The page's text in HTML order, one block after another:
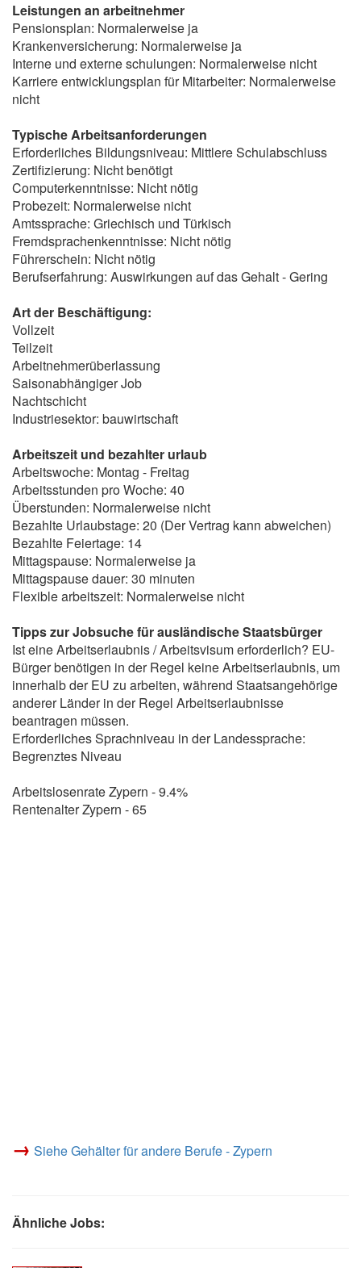
Leistungen an arbeitnehmer
Pensionsplan: Normalerweise ja
Krankenversicherung: Normalerweise ja
Interne und externe schulungen: Normalerweise nicht
Karriere entwicklungsplan für Mitarbeiter: Normalerweise
nicht
Typische Arbeitsanforderungen
Erforderliches Bildungsniveau: Mittlere Schulabschluss
Zertifizierung: Nicht benötigt
Computerkenntnisse: Nicht nötig
Probezeit: Normalerweise nicht
Amtssprache: Griechisch und Türkisch
Fremdsprachenkenntnisse: Nicht nötig
Führerschein: Nicht nötig
Berufserfahrung: Auswirkungen auf das Gehalt - Gering
Art der Beschäftigung:
Vollzeit
Teilzeit
Arbeitnehmerüberlassung
Saisonabhängiger Job
Nachtschicht
Industriesektor: bauwirtschaft
Arbeitszeit und bezahlter urlaub
Arbeitswoche: Montag - Freitag
Arbeitsstunden pro Woche: 40
Überstunden: Normalerweise nicht
Bezahlte Urlaubstage: 20 (Der Vertrag kann abweichen)
Bezahlte Feiertage: 14
Mittagspause: Normalerweise ja
Mittagspause dauer: 30 minuten
Flexible arbeitszeit: Normalerweise nicht
Tipps zur Jobsuche für ausländische Staatsbürger
Ist eine Arbeitserlaubnis / Arbeitsvisum erforderlich? EU-
Bürger benötigen in der Regel keine Arbeitserlaubnis, um
innerhalb der EU zu arbeiten, während Staatsangehörige
anderer Länder in der Regel Arbeitserlaubnisse
beantragen müssen.
Erforderliches Sprachniveau in der Landessprache:
Begrenztes Niveau
Arbeitslosenrate Zypern - 9.4%
Rentenalter Zypern - 65
→ Siehe Gehälter für andere Berufe - Zypern
Ähnliche Jobs: